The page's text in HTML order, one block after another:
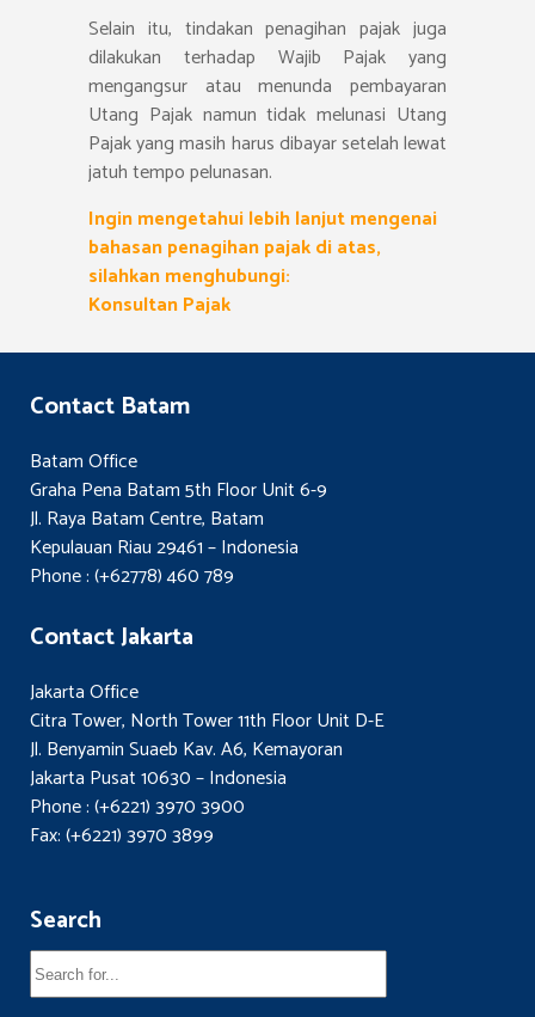
Selain itu, tindakan penagihan pajak juga
dilakukan terhadap Wajib Pajak yang
mengangsur atau menunda pembayaran
Utang Pajak namun tidak melunasi Utang
Pajak yang masih harus dibayar setelah lewat
jatuh tempo pelunasan.
Ingin mengetahui lebih lanjut mengenai
bahasan penagihan pajak di atas,
silahkan menghubungi:
Konsultan Pajak
Contact Batam
Batam Office
Graha Pena Batam 5th Floor Unit 6-9
Jl. Raya Batam Centre, Batam
Kepulauan Riau 29461 – Indonesia
Phone : (+62778) 460 789
Contact Jakarta
Jakarta Office
Citra Tower, North Tower 11th Floor Unit D-E
Jl. Benyamin Suaeb Kav. A6, Kemayoran
Jakarta Pusat 10630 – Indonesia
Phone : (+6221) 3970 3900
Fax: (+6221) 3970 3899
Search